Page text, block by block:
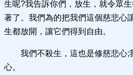
生呢?我告訴你們，放生，就令眾
著了。我們為的把我們這個慈悲心
生都放開，讓它們得到自由。
我們不殺生，這也是修慈悲心;
心。